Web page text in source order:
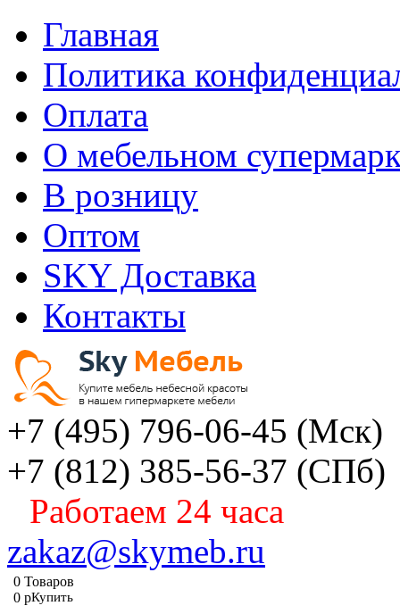
Главная
Политика
Оплата
О мебельном
В розницу
Оптом
SKY Доставка
Контакты
+7 (495) 796-06-45 (Мск)
+7 (812) 385-56-37 (СПб)
Работаем 24 часа
zakaz@skymeb.ru
0 Товаров
0 pКупить